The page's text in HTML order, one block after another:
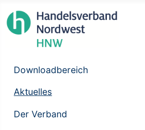
Downloadbereich
Aktuelles
Der Verband